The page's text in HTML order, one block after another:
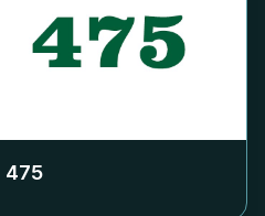
475